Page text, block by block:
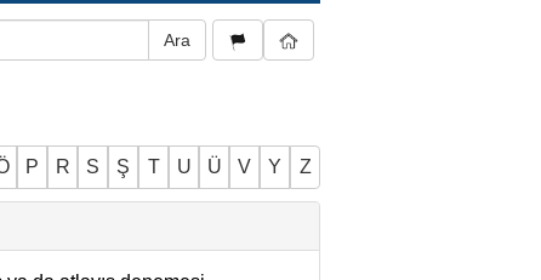
P R S Ş T U Ü V Y Z